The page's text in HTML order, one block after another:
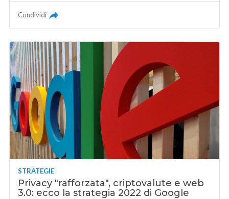
Condividi
STRATEGIE
Privacy "rafforzata", criptovalute e web
3.0: ecco la strategia 2022 di Google